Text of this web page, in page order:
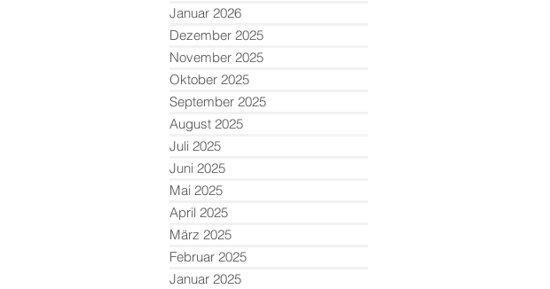
Januar 2026
Dezember 2025
November 2025
Oktober 2025
September 2025
August 2025
Juli 2025
Juni 2025
Mai 2025
April 2025
März 2025
Februar 2025
Januar 2025